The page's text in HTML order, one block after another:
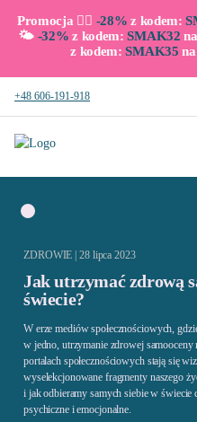
Promocja 👉🏼 -28% z kodem:
🌤️ -32% z kodem:SMAK32
z kodem:SMAK35
+48 606-191-918
ZDROWIE | 28 lipca 2023
Jak utrzymać zdrową
świecie?
W erze mediów społecznościowych,
w jedno, utrzymanie zdrowej
portalach społecznościowych stają się
wyselekcjonowane fragmenty naszego
i jak odbieramy samych siebie w
psychiczne i emocjonalne.